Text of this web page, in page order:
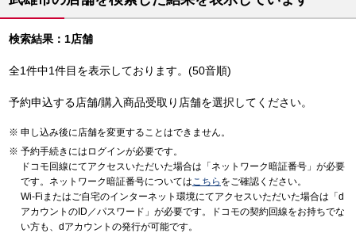
検索結果：1店舗
全1件中1件目を表示しております。(50音順)
予約申込する店舗/購入商品受取り店舗を選択してください。
申し込み後に店舗を変更することはできません。
予約手続きにはログインが必要です。
ドコモ回線にてアクセスいただいた場合は「ネットワーク暗証番号」が必要
です。ネットワーク暗証番号についてはこちら をご確認ください。
Wi-Fiまたはご自宅のインターネット環境にてアクセスいただいた場合は「d
アカウントのID／パスワード」が必要です。ドコモの契約回線をお持ちでな
い方も、dアカウントの発行が可能です。